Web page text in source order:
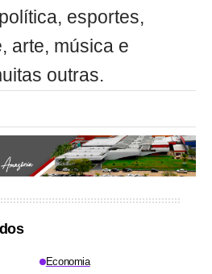
esportes,
arte, música e
outras.
Economia